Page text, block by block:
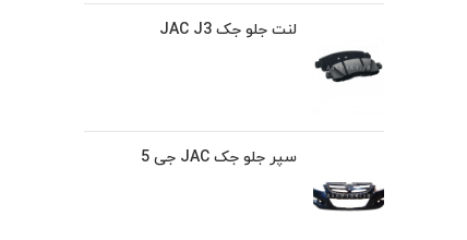
لنت جلو جک JAC J3
سپر جلو جک JAC جی 5